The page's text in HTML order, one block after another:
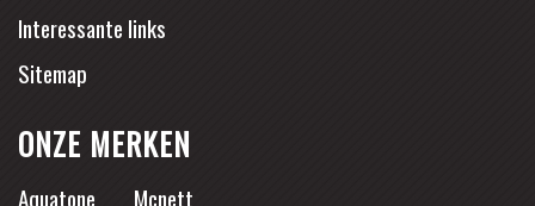
Interessante links
Sitemap
ONZE MERKEN
Aquatone
Mcnett